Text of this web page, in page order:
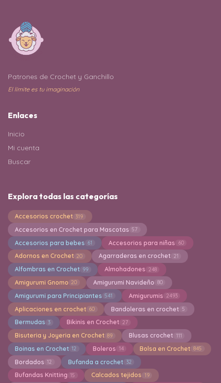
Patrones de Crochet y Ganchillo
El límite es tu imaginación
Enlaces
Inicio
Mi cuenta
Buscar
Explora todas las categorías
Accesorios crochet 319
Accesorios en Crochet para Mascotas 57
Accesorios para bebes 61 Accesorios para niñas 60
Adornos en Crochet 20 Agarraderas en crochet 21
Alfombras en Crochet 99 Almohadones 248
Amigurumi Gnomo 20 Amigurumi Navideño 80
Amigurumi para Principiantes 541 Amigurumis 2493
Aplicaciones en crochet 60 Bandoleras en crochet 5
Bermudas 3 Bikinis en Crochet 27
Bisuteria y Joyeria en Crochet 89 Blusas crochet 111
Boinas en Crochet 12 Boleros 14 Bolsa en Crochet 845
Bordados 12 Bufanda a crochet 32
Bufandas Knitting 15 Calcados tejidos 19